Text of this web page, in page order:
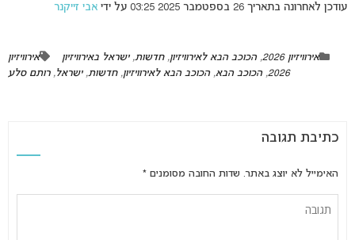
עודכן לאחרונה בתאריך 26 בספטמבר 2025 03:25 על ידי אבי זייקנר
אירוויזיון 2026 ,הכוכב הבא לאירוויזיון,חדשות,ישראל באירוויזיון
אירוויזיון
2026
,הכוכב הבא,הכוכב הבא לאירוויזיון,חדשות,ישראל,רותם סלע
כתיבת תגובה
האימייל לא יוצג באתר. שדות החובה מסומנים *